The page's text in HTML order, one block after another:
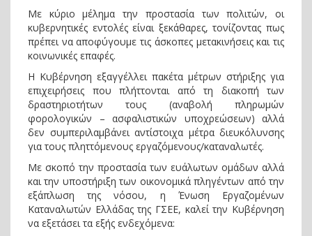
Με κύριο μέλημα την προστασία των πολιτών, οι
κυβερνητικές εντολές είναι ξεκάθαρες, τονίζοντας πως
πρέπει να αποφύγουμε τις άσκοπες μετακινήσεις και τις
κοινωνικές επαφές.
Η Κυβέρνηση εξαγγέλλει πακέτα μέτρων στήριξης για
επιχειρήσεις που πλήττονται από τη διακοπή των
δραστηριοτήτων τους (αναβολή πληρωμών
φορολογικών – ασφαλιστικών υποχρεώσεων) αλλά
δεν συμπεριλαμβάνει αντίστοιχα μέτρα διευκόλυνσης
για τους πληττόμενους εργαζόμενους/καταναλωτές.
Με σκοπό την προστασία των ευάλωτων ομάδων αλλά
και την υποστήριξη των οικονομικά πληγέντων από την
εξάπλωση της νόσου, η Ένωση Εργαζομένων
Καταναλωτών Ελλάδας της ΓΣΕΕ, καλεί την Κυβέρνηση
να εξετάσει τα εξής ενδεχόμενα: